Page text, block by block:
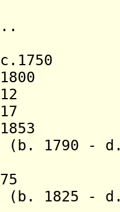
c.1750
- 1800
1812
1817
-
- d.
-
- d.